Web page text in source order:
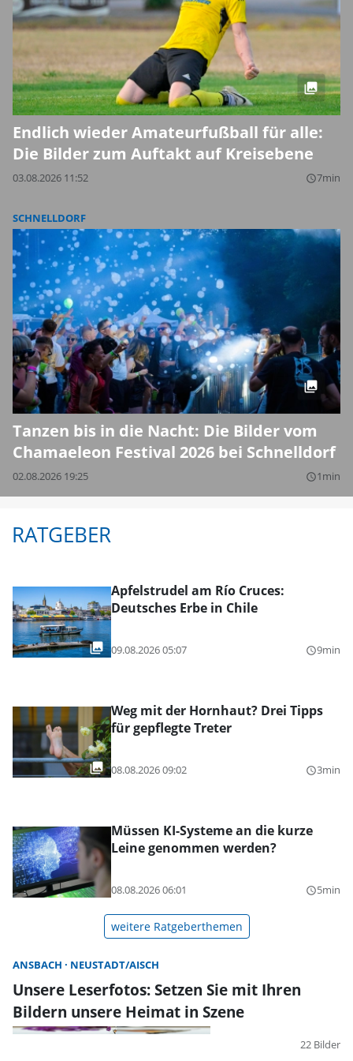
Endlich wieder Amateurfußball für alle:
Die Bilder zum Auftakt auf Kreisebene
03.08.2026 11:52 query_builder7min
SCHNELLDORF
Tanzen bis in die Nacht: Die Bilder vom
Chamaeleon Festival 2026 bei Schnelldorf
02.08.2026 19:25 query_builder1min
RATGEBER
Apfelstrudel am Río Cruces:
Deutsches Erbe in Chile
09.08.2026 05:07 query_builder9min
Weg mit der Hornhaut? Drei Tipps
für gepflegte Treter
08.08.2026 09:02 query_builder3min
Müssen KI-Systeme an die kurze
Leine genommen werden?
08.08.2026 06:01 query_builder5min
weitere Ratgeberthemen
ANSBACH NEUSTADT/AISCH
Unsere Leserfotos: Setzen Sie mit Ihren
Bildern unsere Heimat in Szene
22 Bilder